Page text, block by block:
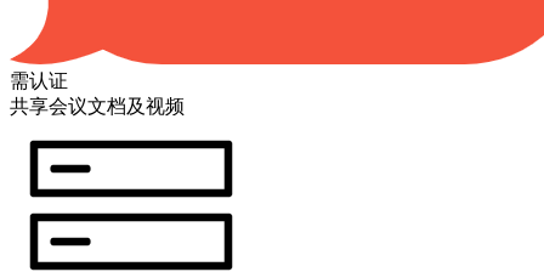
需认证
共享会议文档及视频